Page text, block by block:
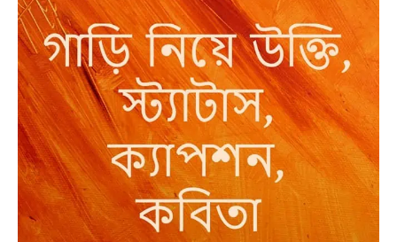
BENGALI LYRICS
BENGALI NAMES
BENGALI STORIES